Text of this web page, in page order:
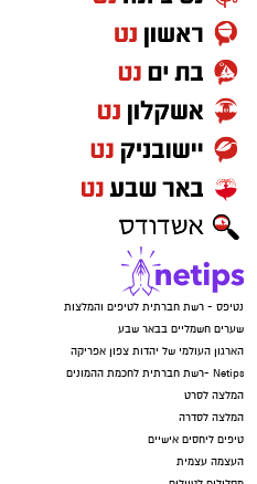
נטיפס - רשת חברתית לטיפים והמלצות
שערים חשמליים בבאר שבע
הארגון העולמי של יהדות צפון אפריקה
Netips -רשת חברתית לחכמת ההמונים
המלצה לסרט
המלצה לסדרה
טיפים ליחסים אישיים
העצמה עצמית